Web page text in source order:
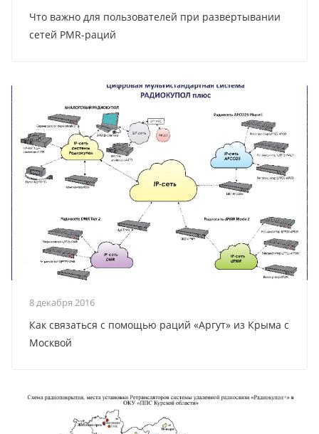
Что важно для пользователей при развертывании
сетей PMR-раций
8 декабря 2016
Как связаться с помощью раций «Аргут» из Крыма с
Москвой